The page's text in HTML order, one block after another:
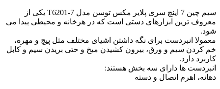
سیم چین 7 اینچ سری پلایر مکس توسن مدل T6201-7 یکی از
معروف ترین ابزارهای دستی است که در هرخانه و محیطی پیدا می
شود.
معمولا انبردست برای نگه داشتن اشیای مختلف مثل پیچ و مهره،
خم کردن سیم و ورق، بیرون کشیدن میخ و حتی بریدن سیم و کابل
کاربرد دارد.
انبردست ها دارای سه بخش هستند:
دهانه، اهرم اتصال و دسته